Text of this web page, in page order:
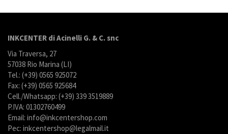
INKCENTER di Acinelli G. & C. snc
Via Traversa, 27
57038 Rio Marina (LI)
Tel.: (+39) 0565 925072
Fax: (+39) 0565 925684
Cell./Whatsapp: (+39) 339 3519889
P.IVA: 01302760499
Email: info@inkcentershop.com
Pec: inkcentershop@legalmail.it